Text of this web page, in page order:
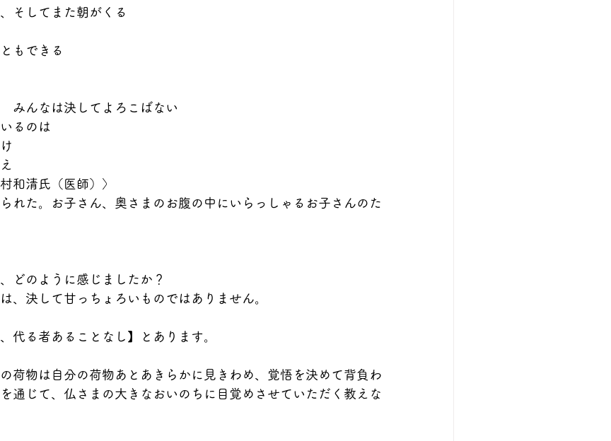
そしてまた朝がくる
もできる
みんなは決してよろこばない
るのは
医師）〉
れた。お子さん、奥さまのお腹の中にいらっしゃるお子さんのた
どのように感じましたか？
、決して甘っちょろいものではありません。
代る者あることなし】とあります。
荷物は自分の荷物あとあきらかに見きわめ、覚悟を決めて背負わ
通じて、仏さまの大きなおいのちに目覚めさせていただく教えな